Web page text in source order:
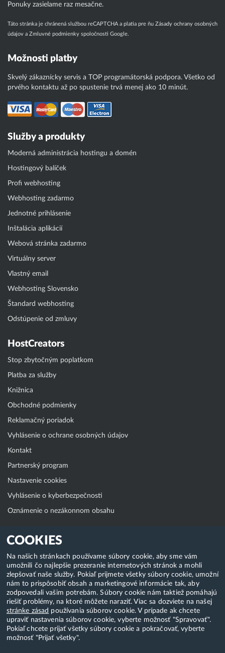
COOKIES
Na našich stránkach používame súbory cookie, aby sme vám
umožnili čo najlepšie prezeranie internetových stránok a mohli
zlepšovať naše služby. Pokiaľ prijmete všetky súbory cookie, umožní
nám to prispôsobiť obsah a marketingové informácie tak, aby
zodpovedali vašim potrebám. Súbory cookie nám taktiež pomáhajú
riešiť problémy, na ktoré môžete naraziť. Viac sa dozviete na našej
stránke zásad používania súborov cookie. V prípade ak chcete
upraviť nastavenia súborov cookie, vyberte možnosť "Spravovať".
Pokiaľ chcete prijať všetky súbory cookie a pokračovať, vyberte
možnosť "Prijať všetky".
Ponuky zasielame raz mesačne.
Táto stránka je chránená službou reCAPTCHA a platia pre ňu Zásady ochrany osobných
údajov a Zmluvné podmienky spoločnosti Google.
Možnosti platby
Skvelý zákaznícky servis a TOP programátorská podpora. Všetko od
prvého kontaktu až po spustenie trvá menej ako 10 minút.
Služby a produkty
Moderná administrácia hostingu a domén
Hostingový balíček
Profi webhosting
Webhosting zadarmo
Jednotné prihlásenie
Inštalácia aplikácií
Webová stránka zadarmo
Virtuálny server
Vlastný email
Webhosting Slovensko
Štandard webhosting
Odstúpenie od zmluvy
HostCreators
Stop zbytočným poplatkom
Platba za služby
Knižnica
Obchodné podmienky
Reklamačný poriadok
Vyhlásenie o ochrane osobných údajov
Kontakt
Partnerský program
Nastavenie cookies
Vyhlásenie o kyberbezpečnosti
Oznámenie o nezákonnom obsahu
Klientská zóna
WebAdmin
WebMail
Zmena hesla (E-mail, FTP, SSH)
Webhosting
Domény